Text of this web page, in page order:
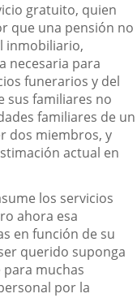
gratuito, quien
que una pensión no
inmobiliario,
necesaria para
funerarios y del
sus familiares no
familiares de un
dos miembros, y
actual en
los servicios
ahora esa
en función de su
querido suponga
muchas
por la